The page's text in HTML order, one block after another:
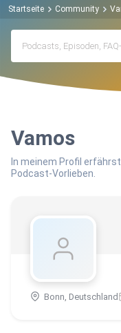
Startseite Community
Vamos
In meinem Profil
Podcast-Vorlieben.
Bonn, Deutschland